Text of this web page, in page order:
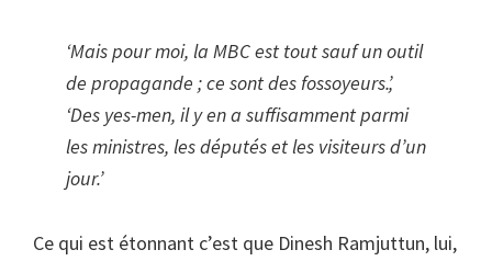
‘Mais pour moi, la MBC est tout sauf un outil
de propagande ; ce sont des fossoyeurs.’,
‘Des yes-men, il y en a suffisamment parmi
les ministres, les députés et les visiteurs d’un
jour.’
Ce qui est étonnant c’est que Dinesh Ramjuttun, lui,